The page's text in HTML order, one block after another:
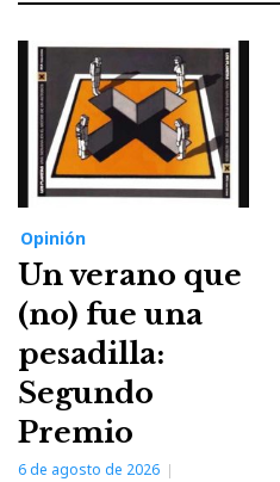
Opinión
Un verano que
(no) fue una
pesadilla:
Segundo
Premio
6 de agosto de 2026